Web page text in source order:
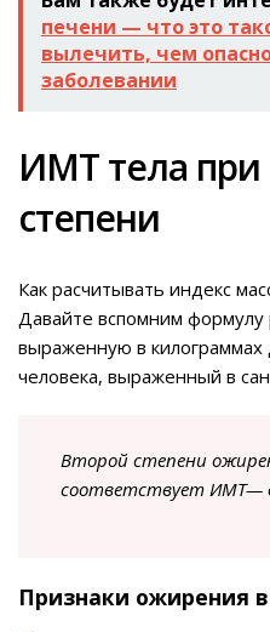
печени — что это
вылечить, чем
заболевании
ИМТ тела
степени
Как расчитывать индекс
Давайте вспомним формулу
выраженную в килограммах
человека, выраженный в
Второй степени
соответствует ИМТ—
Признаки ожирения